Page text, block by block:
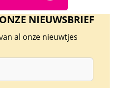
NIEUWSBRIEF
al onze nieuwtjes